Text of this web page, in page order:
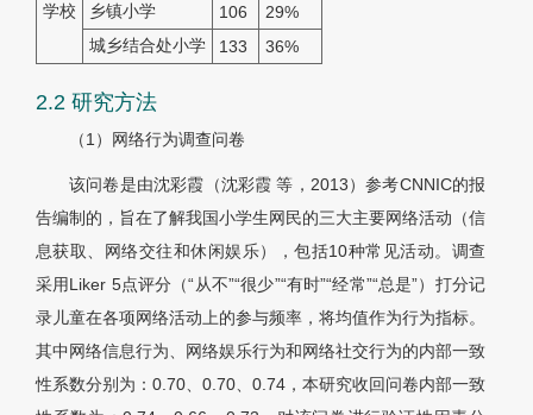
学校
乡镇小学
106
29%
城乡结合处小学
133 36%
2.2 研究方法
（1）网络行为调查问卷
该问卷是由沈彩霞（沈彩霞 等，2013）参考CNNIC的报
告编制的，旨在了解我国小学生网民的三大主要网络活动（信
息获取、网络交往和休闲娱乐），包括10种常见活动。调查
采用Liker 5点评分（“从不”“很少”“有时”“经常”“总是”）打分记
录儿童在各项网络活动上的参与频率，将均值作为行为指标。
其中网络信息行为、网络娱乐行为和网络社交行为的内部一致
性系数分别为：0.70、0.70、0.74，本研究收回问卷内部一致